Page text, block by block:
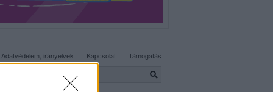
Adatvédelem, irányelvek Kapcsolat Támogatás